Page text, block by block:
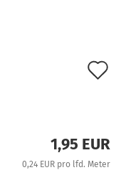
1,95 EUR
0,24 EUR pro lfd. Meter